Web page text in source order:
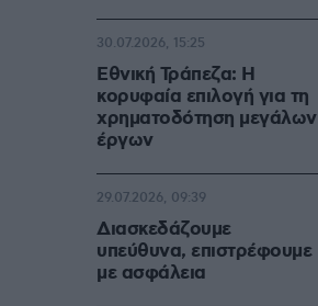
Εθνική Τράπεζα: Η
κορυφαία επιλογή για τη
χρηματοδότηση μεγάλων
έργων
30.07.2026, 15:25
Διασκεδάζουμε
υπεύθυνα, επιστρέφουμε
με ασφάλεια
29.07.2026, 09:39